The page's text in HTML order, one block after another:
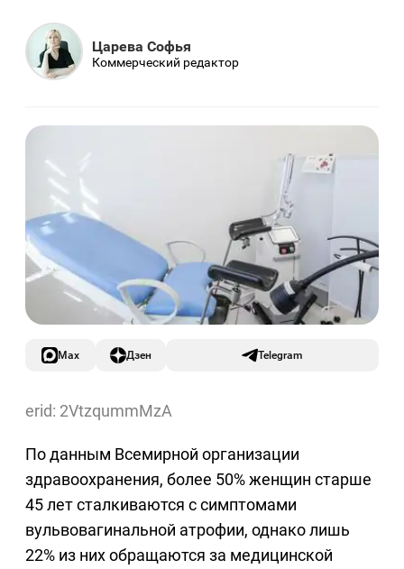
Царева Софья
Коммерческий редактор
Max Дзен Telegram
erid: 2VtzqummMzA
По данным Всемирной организации
здравоохранения, более 50% женщин старше
45 лет сталкиваются с симптомами
вульвовагинальной атрофии, однако лишь
22% из них обращаются за медицинской